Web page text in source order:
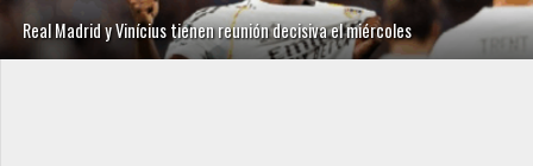
Real Madrid y Vinícius tienen reunión decisiva el miércoles